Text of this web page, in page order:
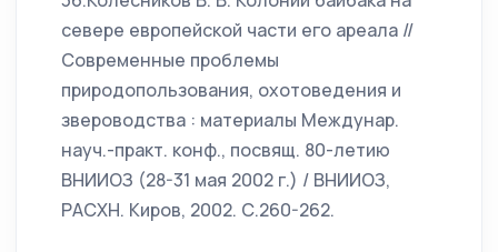
севере европейской части его ареала //
Современные проблемы
природопользования, охотоведения и
звероводства : материалы Междунар.
науч.-практ. конф., посвящ. 80-летию
ВНИИОЗ (28-31 мая 2002 г.) / ВНИИОЗ,
РАСХН. Киров, 2002. С.260-262.